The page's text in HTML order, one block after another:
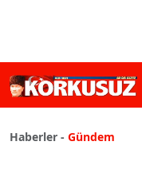
Haberler - Gündem